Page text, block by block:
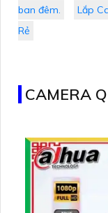
ban đêm.
Lắp
Rẻ
CAMERA